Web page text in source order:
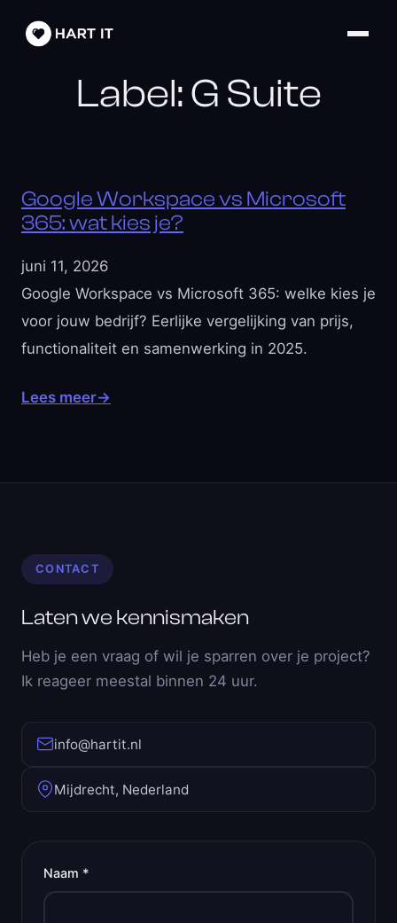
Label:G Suite
Google Workspace vs Microsoft
365: wat kies je?
juni 11, 2026
Google Workspace vs Microsoft 365: welke kies je
voor jouw bedrijf? Eerlijke vergelijking van prijs,
functionaliteit en samenwerking in 2025.
Lees meer→
CONTACT
Laten we kennismaken
Heb je een vraag of wil je sparren over je project?
Ik reageer meestal binnen 24 uur.
info@hartit.nl
Mijdrecht, Nederland
Naam *